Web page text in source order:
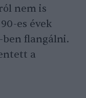
nem is
es évek
ben flangálni.
a